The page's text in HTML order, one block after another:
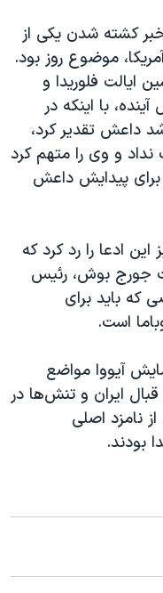
کشته شدن یکی از
موضوع روز بود.
ایالت فلوریدا و
با اینکه در
داعش تقدیر کرد،
نداد و وی را متهم کرد
برای پیدایش داعش
این ادعا را رد کرد که
جورج بوش، رئیس
باید برای
است.
آیووا مواضع
ایران و تنش‌ها در
نامزد اصلی
بودند.